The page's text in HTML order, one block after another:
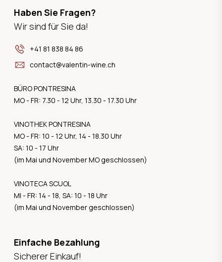
Haben Sie Fragen?
Wir sind für Sie da!
+41 81 838 84 86
contact@valentin-wine.ch
BÜRO PONTRESINA
MO - FR: 7.30 - 12 Uhr, 13.30 - 17.30 Uhr
VINOTHEK PONTRESINA
MO - FR: 10 - 12 Uhr, 14 - 18.30 Uhr
SA: 10 - 17 Uhr
(im Mai und November MO geschlossen)
VINOTECA SCUOL
MI - FR: 14 - 18, SA: 10 - 18 Uhr
(im Mai und November geschlossen)
Einfache Bezahlung
Sicherer Einkauf!